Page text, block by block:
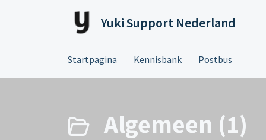
Yuki Support Nederland
Startpagina Kennisbank Postbus
Algemeen (1)